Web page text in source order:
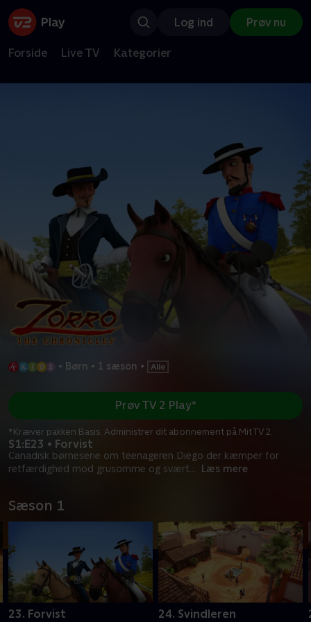
Log ind Prøv nu
Forside Live TV Kategorier
• Børn • 1 sæson •
S1:E23 • Forvist
Canadisk børneserie om teenageren Diego der kæmper for
retfærdighed mod grusomme og svært... Læs mere
Prøv TV 2 Play*
*Kræver pakken Basis. Administrer dit abonnement på Mit TV 2.
Sæson 1
23. Forvist 24. Svindleren